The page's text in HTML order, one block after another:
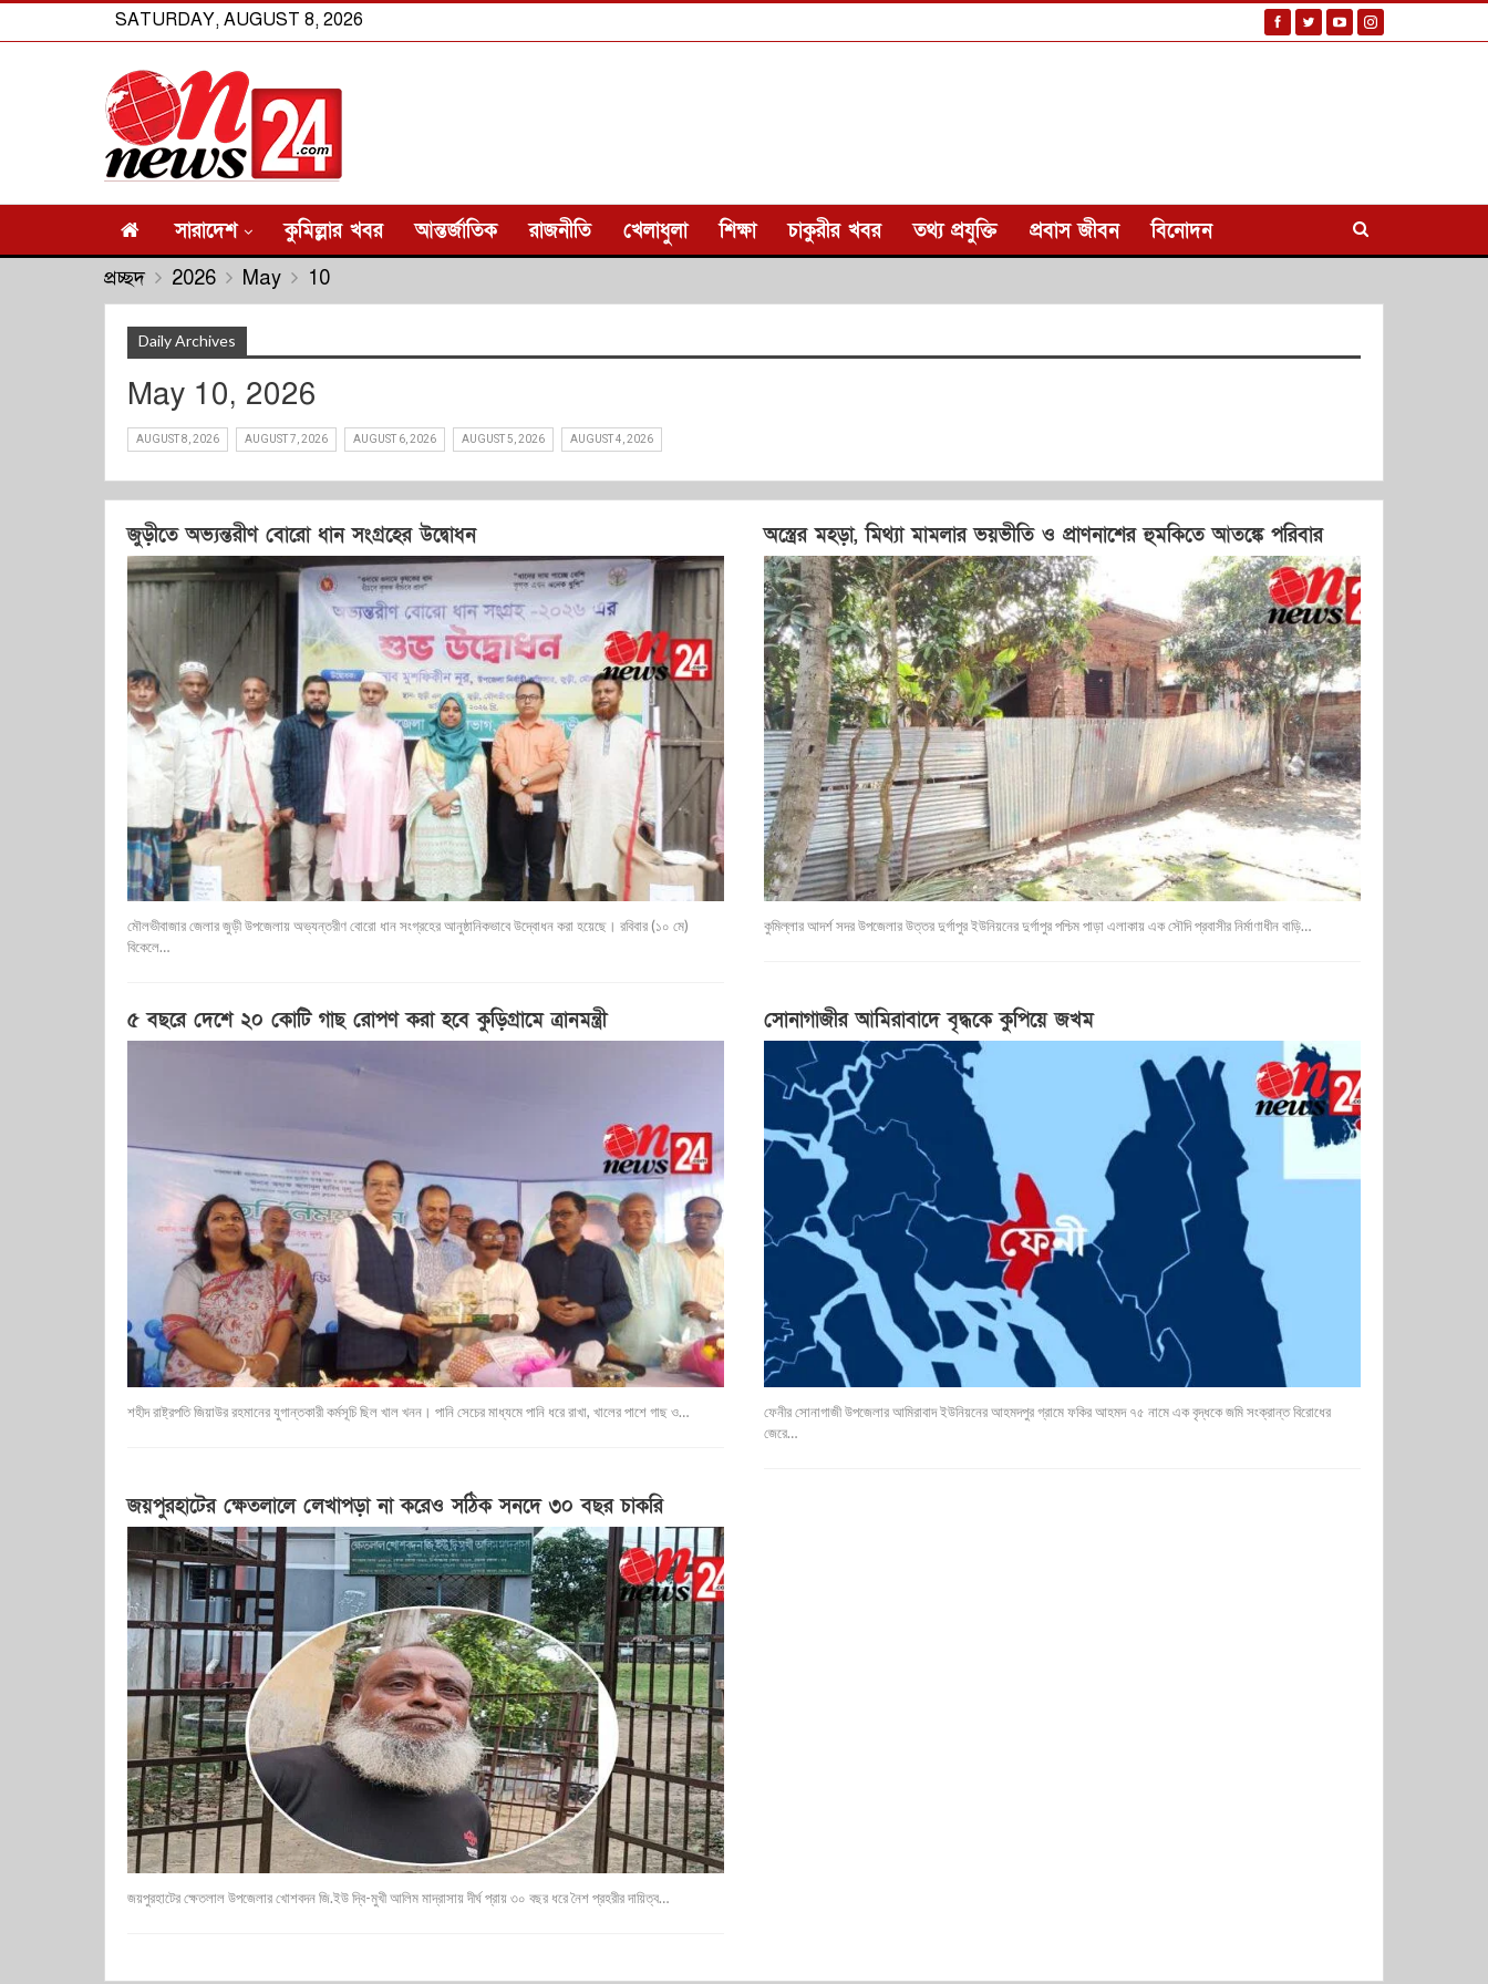
SATURDAY, AUGUST 8, 2026
সারাদেশ কুমিল্লার খবর আন্তর্জাতিক রাজনীতি খেলাধুলা শিক্ষা চাকুরীর খবর তথ্য প্রযুক্তি প্রবাস জীবন বিনোদন
প্রচ্ছদ 2026 May 10
Daily Archives
May 10, 2026
AUGUST 8, 2026 AUGUST 7, 2026 AUGUST 6, 2026 AUGUST 5, 2026 AUGUST 4, 2026
জুড়ীতে অভ্যন্তরীণ বোরো ধান সংগ্রহের উদ্বোধন
মৌলভীবাজার জেলার জুড়ী উপজেলায় অভ্যন্তরীণ বোরো ধান সংগ্রহের আনুষ্ঠানিকভাবে উদ্বোধন করা হয়েছে। রবিবার (১০ মে)
বিকেলে…
অস্ত্রের মহড়া, মিথ্যা মামলার ভয়ভীতি ও প্রাণনাশের হুমকিতে আতঙ্কে পরিবার
কুমিল্লার আদর্শ সদর উপজেলার উত্তর দুর্গাপুর ইউনিয়নের দুর্গাপুর পশ্চিম পাড়া এলাকায় এক সৌদি প্রবাসীর নির্মাণাধীন বাড়ি…
৫ বছরে দেশে ২০ কোটি গাছ রোপণ করা হবে কুড়িগ্রামে ত্রানমন্ত্রী
শহীদ রাষ্ট্রপতি জিয়াউর রহমানের যুগান্তকারী কর্মসূচি ছিল খাল খনন। পানি সেচের মাধ্যমে পানি ধরে রাখা, খালের পাশে গাছ ও…
সোনাগাজীর আমিরাবাদে বৃদ্ধকে কুপিয়ে জখম
ফেনীর সোনাগাজী উপজেলার আমিরাবাদ ইউনিয়নের আহমদপুর গ্রামে ফকির আহমদ ৭৫ নামে এক বৃদ্ধকে জমি সংক্রান্ত বিরোধের
জেরে…
জয়পুরহাটের ক্ষেতলালে লেখাপড়া না করেও সঠিক সনদে ৩০ বছর চাকরি
জয়পুরহাটের ক্ষেতলাল উপজেলার খোশবদন জি.ইউ দ্বি-মুখী আলিম মাদ্রাসায় দীর্ঘ প্রায় ৩০ বছর ধরে নৈশ প্রহরীর দায়িত্ব…